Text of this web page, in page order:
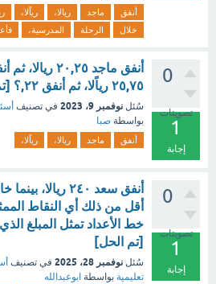
أنفق ماجد ريالا، رياًلا،
خلال
الرحلة المدرسية،
0
تصويتات
1
إجابة
أنفق ماجد ٢٠,٢٥ ريالا،
٢٥,٧٥ رياًلا، ثم أنفق ٢٢,؟ [تم الحل]
سُئل نوفمبر 9، 2023 في تصنيف
بواسطة صبا
أنفق ماجد ريالا، رياًلا،
0
تصويتات
1
إجابة
أنفق سعد ٢٤٠ ريالا،
أقل من ذلك أي النقاط
خط الأعداد تمثل المبلغ
[تم الحل]
سُئل نوفمبر 28، 2025 في تصنيف
تعليمية بواسطة ابوعبدالله